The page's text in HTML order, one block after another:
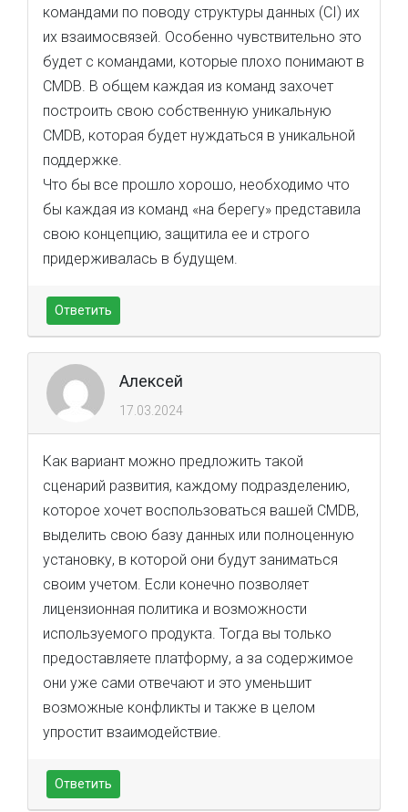
командами по поводу структуры данных (CI) их
их взаимосвязей. Особенно чувствительно это
будет с командами, которые плохо понимают в
CMDB. В общем каждая из команд захочет
построить свою собственную уникальную
CMDB, которая будет нуждаться в уникальной
поддержке.
Что бы все прошло хорошо, необходимо что
бы каждая из команд «на берегу» представила
свою концепцию, защитила ее и строго
придерживалась в будущем.
Ответить
Алексей
17.03.2024
Как вариант можно предложить такой
сценарий развития, каждому подразделению,
которое хочет воспользоваться вашей CMDB,
выделить свою базу данных или полноценную
установку, в которой они будут заниматься
своим учетом. Если конечно позволяет
лицензионная политика и возможности
используемого продукта. Тогда вы только
предоставляете платформу, а за содержимое
они уже сами отвечают и это уменьшит
возможные конфликты и также в целом
упростит взаимодействие.
Ответить